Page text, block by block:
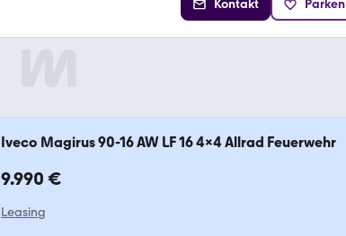
Kontakt Parken
Iveco Magirus 90-16 AW LF 16 4x4 Allrad Feuerwehr
9.990 €
Leasing